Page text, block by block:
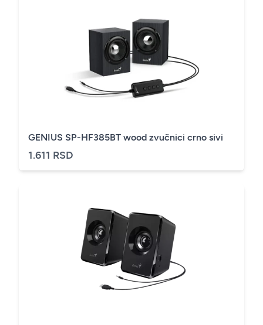
GENIUS SP-HF385BT wood zvučnici crno sivi
1.611 RSD